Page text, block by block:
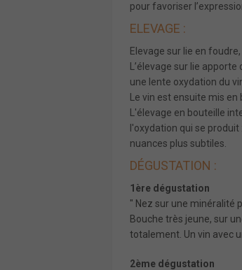
pour favoriser
ELEVAGE :
Elevage sur lie en foudre,
L’élevage sur lie
une lente oxydation du
Le vin est ensuite mis
L'élevage en bouteille
l'oxydation qui se
nuances plus subtiles.
DÉGUSTATION :
1ère dégustation
" Nez sur une minéralité
Bouche très jeune, sur
totalement. Un vin avec
2ème dégustation